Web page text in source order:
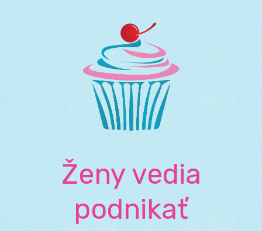
Ženy vedia
podnikať